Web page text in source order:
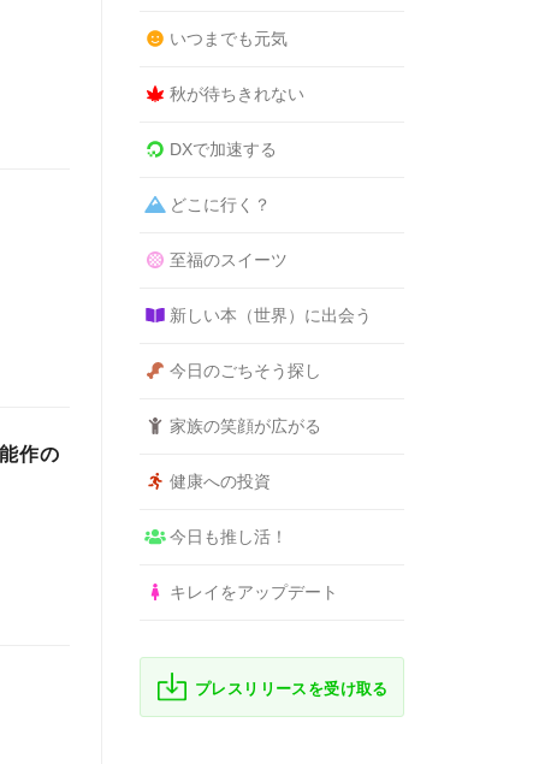
作の
いつまでも元気
秋が待ちきれない
DXで加速する
どこに行く？
至福のスイーツ
新しい本（世界）に出会う
今日のごちそう探し
家族の笑顔が広がる
健康への投資
今日も推し活！
キレイをアップデート
プレスリリースを受け取る